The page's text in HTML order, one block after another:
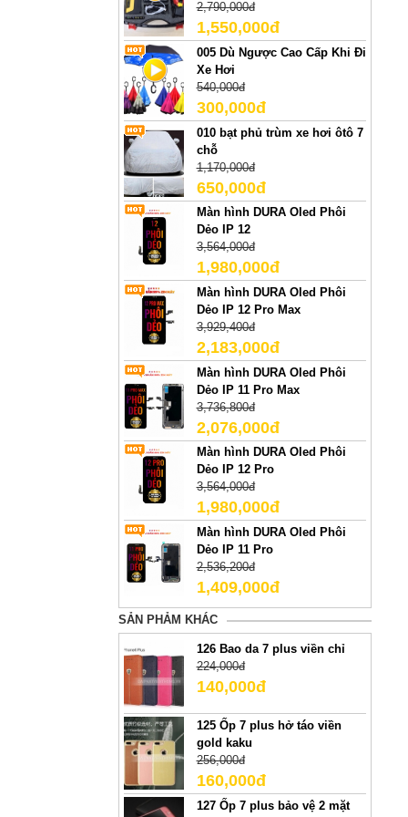
2,790,000đ
1,550,000đ
005 Dù Ngược Cao Cấp Khi Đi
Xe Hơi
540,000đ
300,000đ
010 bạt phủ trùm xe hơi ôtô 7
chỗ
1,170,000đ
650,000đ
Màn hình DURA Oled Phôi
Dẻo IP 12
3,564,000đ
1,980,000đ
Màn hình DURA Oled Phôi
Dẻo IP 12 Pro Max
3,929,400đ
2,183,000đ
Màn hình DURA Oled Phôi
Dẻo IP 11 Pro Max
3,736,800đ
2,076,000đ
Màn hình DURA Oled Phôi
Dẻo IP 12 Pro
3,564,000đ
1,980,000đ
Màn hình DURA Oled Phôi
Dẻo IP 11 Pro
2,536,200đ
1,409,000đ
SẢN PHẢM KHÁC
126 Bao da 7 plus viền chỉ
224,000đ
140,000đ
125 Ốp 7 plus hở táo viền
gold kaku
256,000đ
160,000đ
127 Ốp 7 plus bảo vệ 2 mặt